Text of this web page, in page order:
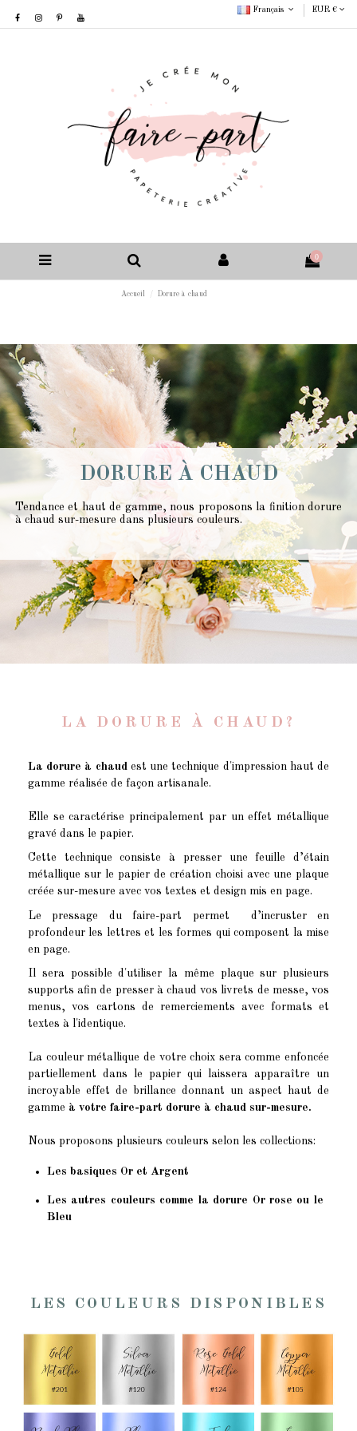
Français EUR €
0
Accueil Dorure à chaud
DORURE À CHAUD
Tendance et haut de gamme, nous proposons la finition dorure
à chaud sur-mesure dans plusieurs couleurs.
LA DORURE À CHAUD?
La dorure à chaud est une technique d'impression haut de
gamme réalisée de façon artisanale.
Elle se caractérise principalement par un effet métallique
gravé dans le papier.
Cette technique consiste à presser une feuille d’étain
métallique sur le papier de création choisi avec une plaque
créée sur-mesure avec vos textes et design mis en page.
Le pressage du faire-part permet d’incruster en
profondeur les lettres et les formes qui composent la mise
en page.
Il sera possible d'utiliser la même plaque sur plusieurs
supports afin de presser à chaud vos livrets de messe, vos
menus, vos cartons de remerciements avec formats et
textes à l'identique.
La couleur métallique de votre choix sera comme enfoncée
partiellement dans le papier qui laissera apparaître un
incroyable effet de brillance donnant un aspect haut de
gamme à votre faire-part dorure à chaud sur-mesure.
Nous proposons plusieurs couleurs selon les collections:
Les basiques Or et Argent
Les autres couleurs comme la dorure Or rose ou le
Bleu
LES COULEURS DISPONIBLES